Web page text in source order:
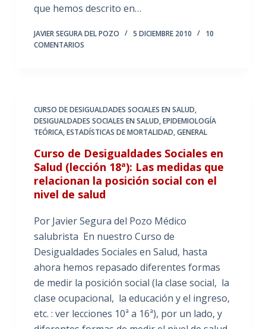
que hemos descrito en…
JAVIER SEGURA DEL POZO 5 DICIEMBRE 2010
10
COMENTARIOS
CURSO DE DESIGUALDADES SOCIALES EN SALUD,
DESIGUALDADES SOCIALES EN SALUD,EPIDEMIOLOGÍA
TEÓRICA,ESTADÍSTICAS DE MORTALIDAD,GENERAL
Curso de Desigualdades Sociales en
Salud (lección 18ª): Las medidas que
relacionan la posición social con el
nivel de salud
Por Javier Segura del Pozo Médico
salubrista En nuestro Curso de
Desigualdades Sociales en Salud, hasta
ahora hemos repasado diferentes formas
de medir la posición social (la clase social, la
clase ocupacional, la educación y el ingreso,
etc. : ver lecciones 10ª a 16ª), por un lado, y